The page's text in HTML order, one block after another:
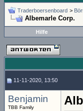
Traderboersenboard >
Albemarle Corp.
Hilfe
11-11-2020, 13:50
Benjamin
TBB Family